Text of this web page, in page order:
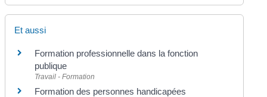
Et aussi
Formation professionnelle dans la fonction
publique
Travail - Formation
Formation des personnes handicapées